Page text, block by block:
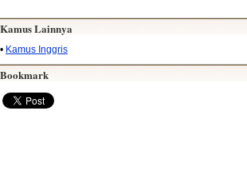
Kamus Lainnya
• Kamus Inggris
Bookmark